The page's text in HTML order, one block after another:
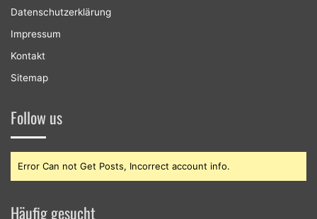
Datenschutzerklärung
Impressum
Kontakt
Sitemap
Follow us
Error Can not Get Posts, Incorrect account info.
Häufig gesucht